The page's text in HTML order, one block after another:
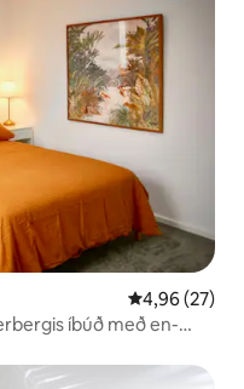
4,96 af 5 í
4,96 (27)
íbúð með en-